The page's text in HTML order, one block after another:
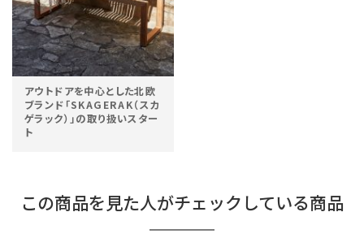
アウトドアを中心とした北欧
ブランド「SKAGERAK（スカ
ゲラック）」の取り扱いスター
ト
この商品を見た人がチェックしている商品